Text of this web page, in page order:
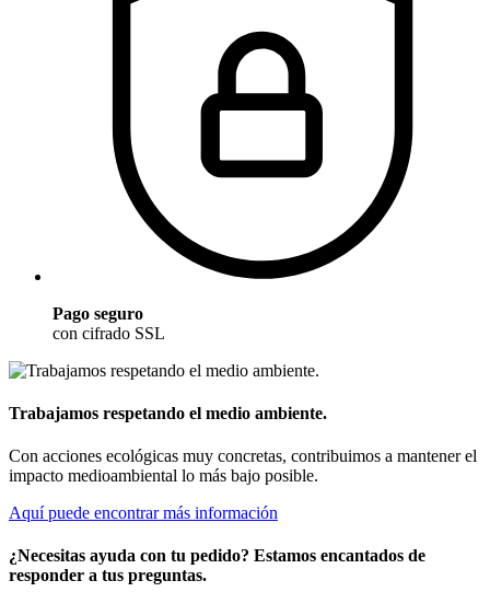
Pago seguro
con cifrado SSL
Trabajamos respetando el medio ambiente.
Con acciones ecológicas muy concretas, contribuimos a mantener el
impacto medioambiental lo más bajo posible.
Aquí puede encontrar más información
¿Necesitas ayuda con tu pedido? Estamos encantados de
responder a tus preguntas.